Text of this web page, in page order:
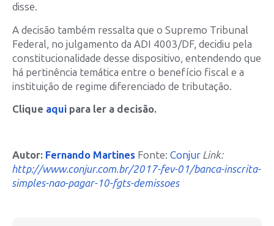
disse.
A decisão também ressalta que o Supremo Tribunal
Federal, no julgamento da ADI 4003/DF, decidiu pela
constitucionalidade desse dispositivo, entendendo que
há pertinência temática entre o benefício fiscal e a
instituição de regime diferenciado de tributação.
Clique aqui para ler a decisão.
Autor: Fernando Martines Fonte: Conjur Link:
http://www.conjur.com.br/2017-fev-01/banca-inscrita-
simples-nao-pagar-10-fgts-demissoes